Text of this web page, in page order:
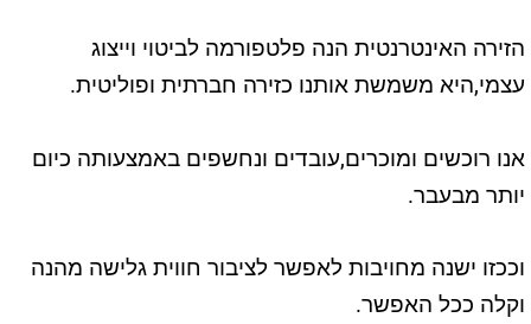
הזירה האינטרנטית הנה פלטפורמה לביטוי וייצוג
עצמי,היא משמשת אותנו כזירה חברתית ופוליטית.
אנו רוכשים ומוכרים,עובדים ונחשפים באמצעותה כיום
יותר מבעבר.
וככזו ישנה מחויבות לאפשר לציבור חווית גלישה מהנה
וקלה ככל האפשר.